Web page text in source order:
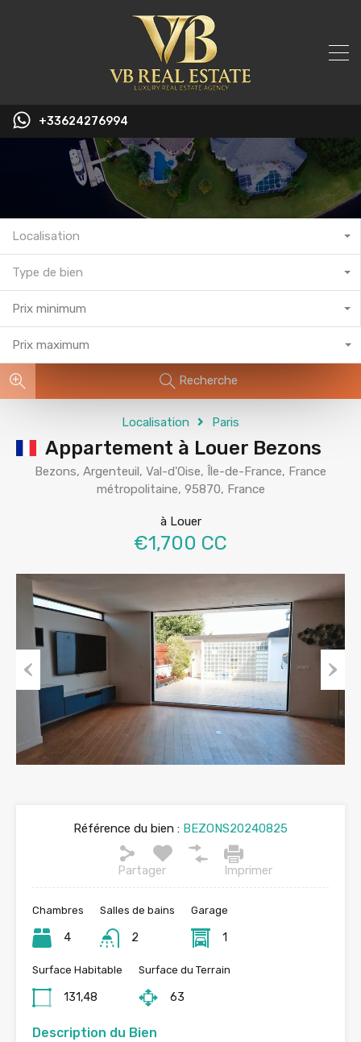
+33624276994
Localisation
Type de bien
Prix minimum
Prix maximum
Recherche
Localisation Paris
Appartement à Louer Bezons
Bezons, Argenteuil, Val-d'Oise, Île-de-France, France
métropolitaine, 95870, France
à Louer
€1,700 CC
Previous
Référence du bien : BEZONS20240825
Partager Imprimer
Chambres
4
Salles de bains
2
Garage
1
Surface Habitable
131,48
Surface du Terrain
63
Description du Bien